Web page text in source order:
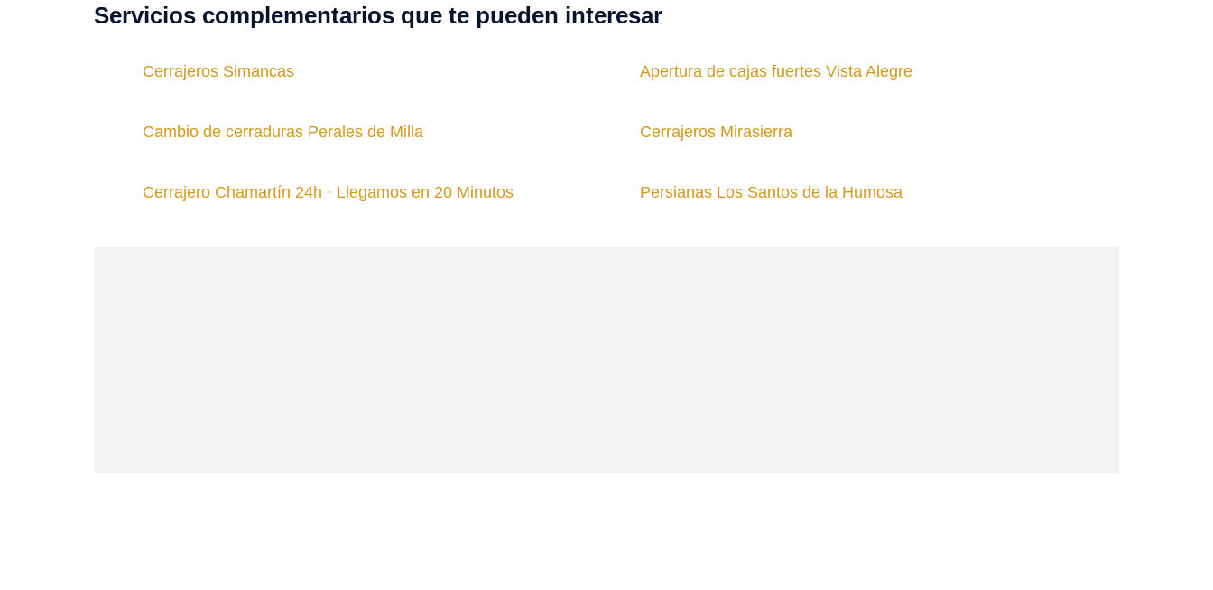
Servicios complementarios que te pueden interesar
Cerrajeros Simancas Apertura de cajas fuertes Vista Alegre
Cambio de cerraduras Perales de Milla Cerrajeros Mirasierra
Cerrajero Chamartín 24h · Llegamos en 20 Minutos Persianas Los Santos de la Humosa